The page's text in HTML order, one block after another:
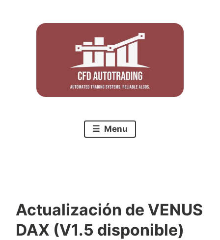
Menu
Actualización de VENUS
DAX (V1.5 disponible)